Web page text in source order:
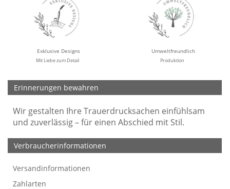
Exklusive Designs
Mit Liebe zum Detail
Umweltfreundlich
Produktion
Erinnerungen bewahren
Wir gestalten Ihre Trauerdrucksachen einfühlsam
und zuverlässig – für einen Abschied mit Stil.
Verbraucherinformationen
Versandinformationen
Zahlarten
Werbefreie Trauerkarten
Tipps
So bestellen Sie
Preise und Muster
Texte für Trauerkarten
Texte für Kondolenzkarten